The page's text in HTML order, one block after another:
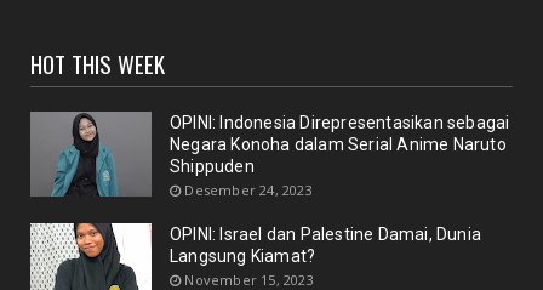
Komunikasi Politik: Kunci Sukses atau Alat
Manipulasi?"
April 29, 2024
UNCATEGORIZED
OPINI: Peran Media Digital pada Pemilu 2024
UNCATEGORIZED
HOT THIS WEEK
OPINI: Indonesia Direpresentasikan sebagai
Negara Konoha dalam Serial Anime Naruto
Shippuden
Desember 24, 2023
OPINI: Israel dan Palestine Damai, Dunia
Langsung Kiamat?
November 15, 2023